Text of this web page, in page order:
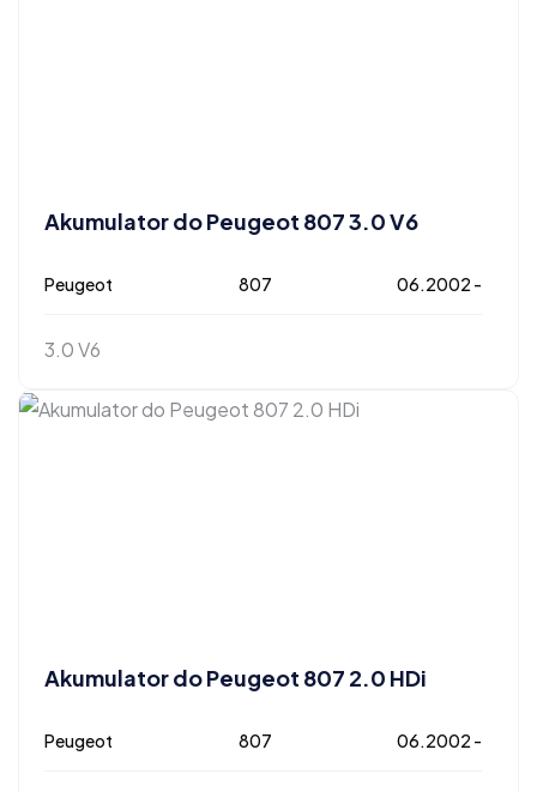
Akumulator do Peugeot 807 3.0 V6
Peugeot 807 06.2002 -
3.0 V6
Akumulator do Peugeot 807 2.0 HDi
Peugeot 807 06.2002 -